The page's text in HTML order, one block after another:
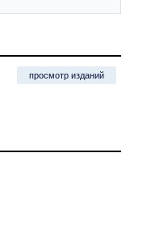
просмотр изданий